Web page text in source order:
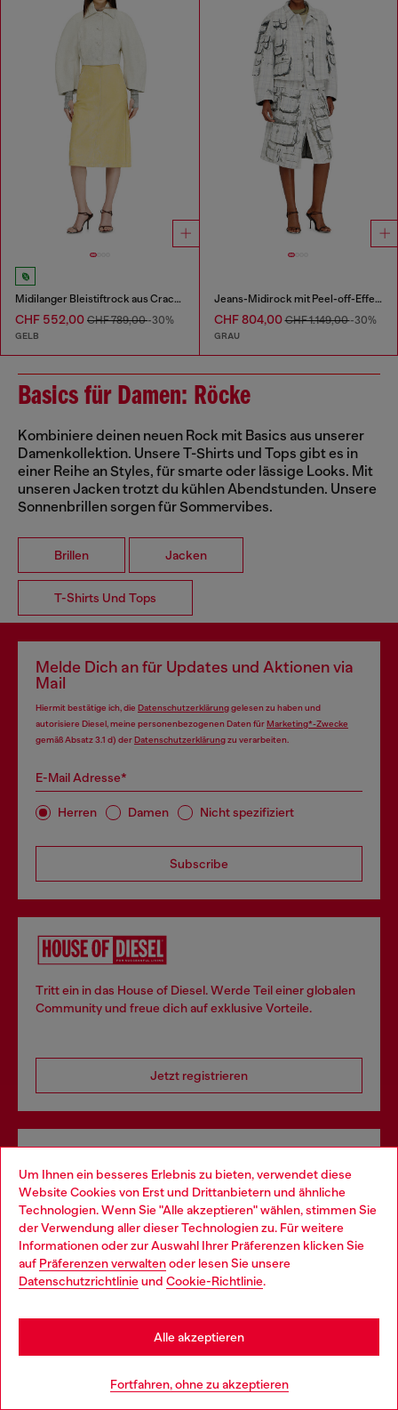
Um Ihnen ein besseres Erlebnis zu bieten, verwendet diese
Website Cookies von Erst und Drittanbietern und ähnliche
Technologien. Wenn Sie "Alle akzeptieren" wählen, stimmen Sie
der Verwendung aller dieser Technologien zu. Für weitere
Informationen oder zur Auswahl Ihrer Präferenzen klicken Sie
auf Präferenzen verwaltenoder lesen Sie unsere
Datenschutzrichtlinieund Cookie-Richtlinie.
Fortfahren, ohne zu akzeptieren
Alle akzeptieren
Midilanger Bleistiftrock aus Cracked-Leder
CHF 552,00 CHF 789,00-30%
GELB
Jeans-Midirock mit Peel-off-Effekt
CHF 804,00CHF 1.149,00-30%
GRAU
Basics für Damen: Röcke
Kombiniere deinen neuen Rock mit Basics aus unserer
Damenkollektion. Unsere T-Shirts und Tops gibt es in
einer Reihe an Styles, für smarte oder lässige Looks. Mit
unseren Jacken trotzt du kühlen Abendstunden. Unsere
Sonnenbrillen sorgen für Sommervibes.
Brillen Jacken
T-Shirts Und Tops
Melde Dich an für Updates und Aktionen via
Mail
Hiermit bestätige ich, die Datenschutzerklärunggelesen zu haben und
autorisiere Diesel, meine personenbezogenen Daten fürMarketing*-Zwecke
gemäß Absatz 3.1 d) derDatenschutzerklärungzu verarbeiten.
E-Mail Adresse*
Herren Damen Nicht spezifiziert
Subscribe
Tritt ein in das House of Diesel. Werde Teil einer globalen
Community und freue dich auf exklusive Vorteile.
Jetzt registrieren
Finde einen Diesel Store in deiner Nähe.
Store finden
Omnichannel-Services
Choose your location
You are currently browsing Schweiz website, but it seems you
may be based in United States